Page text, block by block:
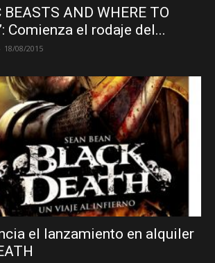
BEASTS AND WHERE TO
Comienza el rodaje del...
18/08/2015
el lanzamiento en alquiler